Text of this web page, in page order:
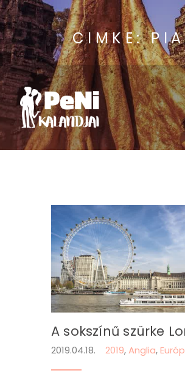
CIMKE:
Támogass Minket
Kalandjaink
Videók
Hasznos
A sokszínű szürke
2019.04.18. 2019,Anglia,